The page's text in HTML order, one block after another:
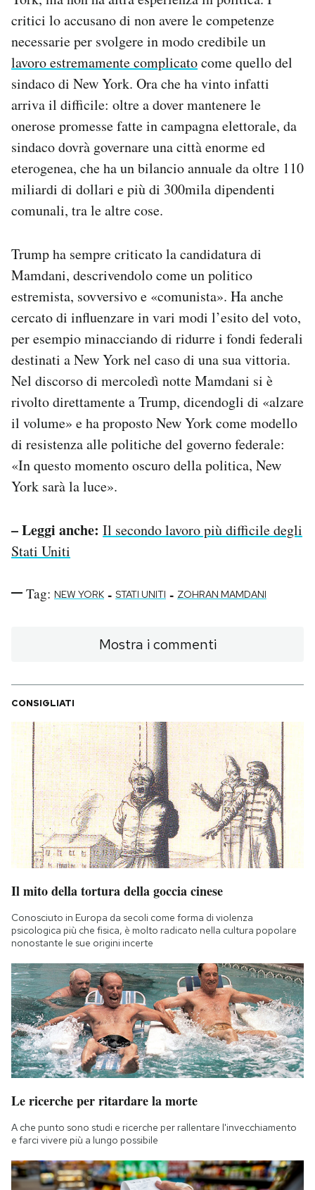
critici lo accusano di non avere le competenze
necessarie per svolgere in modo credibile un
lavoro estremamente complicatocome quello del
sindaco di New York. Ora che ha vinto infatti
arriva il difficile: oltre a dover mantenere le
onerose promesse fatte in campagna elettorale, da
sindaco dovrà governare una città enorme ed
eterogenea, che ha un bilancio annuale da oltre 110
miliardi di dollari e più di 300mila dipendenti
comunali, tra le altre cose.
Trump ha sempre criticato la candidatura di
Mamdani, descrivendolo come un politico
estremista, sovversivo e «comunista». Ha anche
cercato di influenzare in vari modi l’esito del voto,
per esempio minacciando di ridurre i fondi federali
destinati a New York nel caso di una sua vittoria.
Nel discorso di mercoledì notte Mamdani si è
rivolto direttamente a Trump, dicendogli di «alzare
il volume» e ha proposto New York come modello
di resistenza alle politiche del governo federale:
«In questo momento oscuro della politica, New
York sarà la luce».
– Leggi anche: Il secondo lavoro più difficile degli
Stati Uniti
Tag: NEW YORK - STATI UNITI - ZOHRAN MAMDANI
Mostra i commenti
CONSIGLIATI
Il mito della tortura della goccia cinese
Conosciuto in Europa da secoli come forma di violenza
psicologica più che fisica, è molto radicato nella cultura popolare
nonostante le sue origini incerte
Le ricerche per ritardare la morte
A che punto sono studi e ricerche per rallentare l'invecchiamento
e farci vivere più a lungo possibile